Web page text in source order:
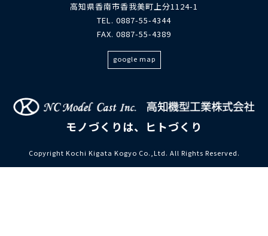
高知県香南市香我美町上分1124-1
TEL. 0887-55-4344
FAX. 0887-55-4389
google map
モノづくりは、ヒトづくり
Copyright Kochi Kigata Kogyo Co.,Ltd. All Rights Reserved.